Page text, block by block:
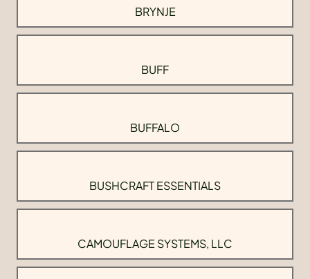
BRYNJE
BUFF
BUFFALO
BUSHCRAFT ESSENTIALS
CAMOUFLAGE SYSTEMS, LLC